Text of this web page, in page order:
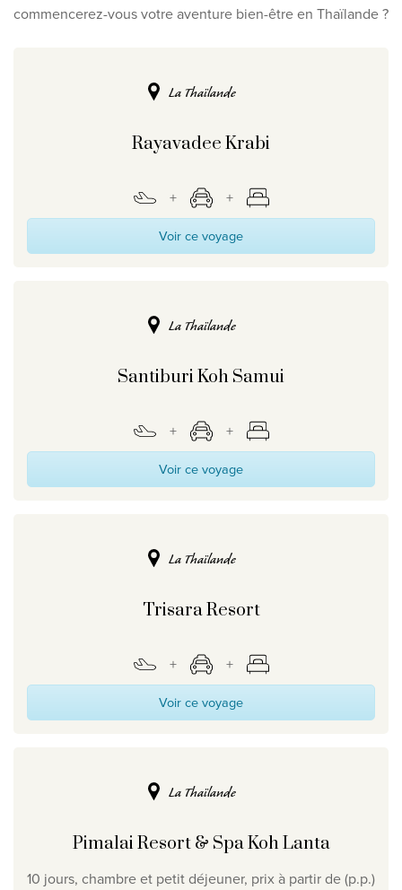
commencerez-vous votre aventure bien-être en Thaïlande ?
La Thaïlande
Rayavadee Krabi
Voir ce voyage
La Thaïlande
Santiburi Koh Samui
Voir ce voyage
La Thaïlande
Trisara Resort
Voir ce voyage
La Thaïlande
Pimalai Resort & Spa Koh Lanta
10 jours, chambre et petit déjeuner, prix à partir de (p.p.)